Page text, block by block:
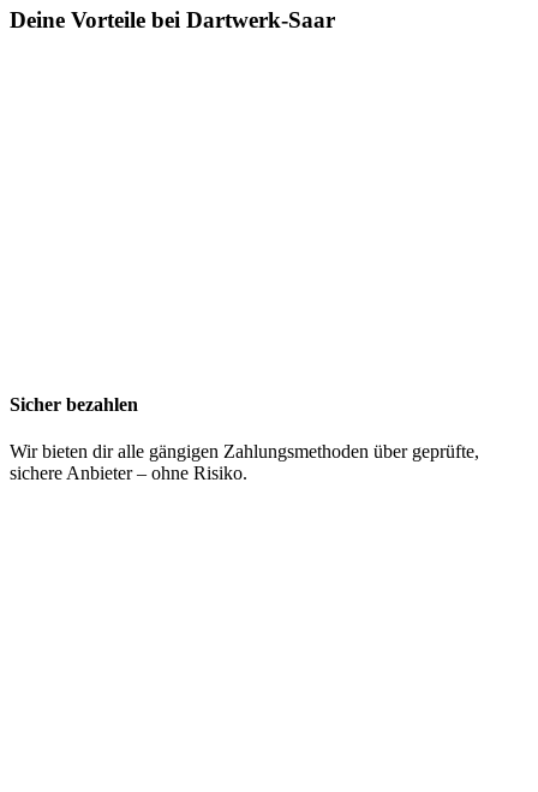
Deine Vorteile bei Dartwerk-Saar
Sicher bezahlen
Wir bieten dir alle gängigen Zahlungsmethoden über geprüfte,
sichere Anbieter – ohne Risiko.